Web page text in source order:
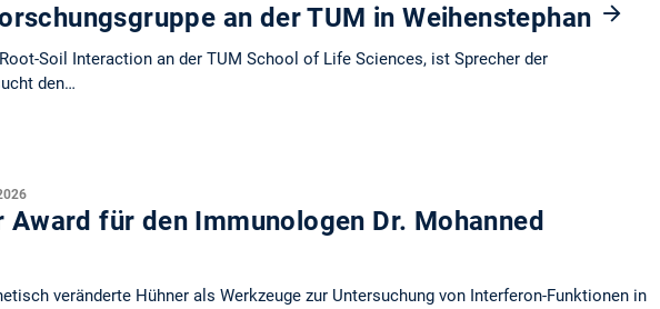
an der TUM in Weihenstephan
Soil Interaction an der TUM School of Life Sciences, ist Sprecher der
den…
Award für den Immunologen Dr. Mohanned
veränderte Hühner als Werkzeuge zur Untersuchung von Interferon-Funktionen in